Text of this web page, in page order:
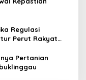
Regulasi
Perut Rakyat
Pertanian
Kota Lubuklinggau